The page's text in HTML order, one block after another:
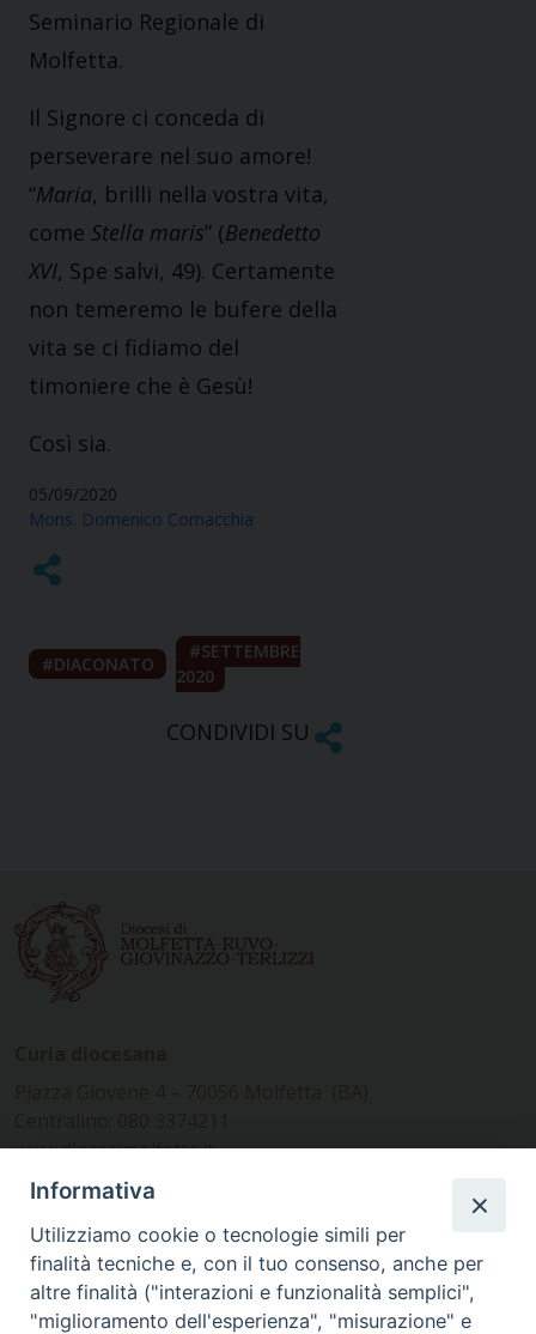
Seminario Regionale di
Molfetta.
Il Signore ci conceda di
perseverare nel suo amore!
“Maria, brilli nella vostra vita,
come Stella maris” (Benedetto
XVI, Spe salvi, 49). Certamente
non temeremo le bufere della
vita se ci fidiamo del
timoniere che è Gesù!
Così sia.
05/09/2020
Mons. Domenico Cornacchia
DIACONATO
SETTEMBRE
2020
CONDIVIDI SU
www.diocesimolfetta.it –
diocesimolfetta@pec.chiesacattolica.it
Ufficio Comunicazioni sociali
Piazza Giovene 4 – 70056 Molfetta (BA)
Informativa
Utilizziamo cookie o tecnologie simili per
finalità tecniche e, con il tuo consenso, anche per
altre finalità ("interazioni e funzionalità semplici",
"miglioramento dell'esperienza", "misurazione" e